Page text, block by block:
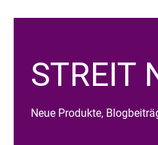
STREIT
Neue Produkte,